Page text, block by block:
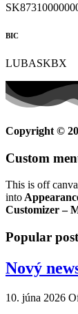
BIC
LUBASKBX
Copyright ©
Custom
This is off
into
Customizer –
Popular
Nový
10. júna 2026